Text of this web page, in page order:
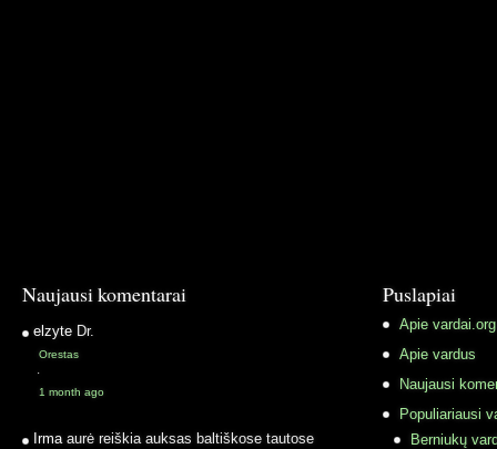
Naujausi komentarai
elzyte Dr.
Orestas
·
1 month ago
Irma aurė reiškia auksas baltiškose tautose
Puslapiai
Apie vardai.org
Apie vardus
Naujausi
Populiariausi
Berniukų